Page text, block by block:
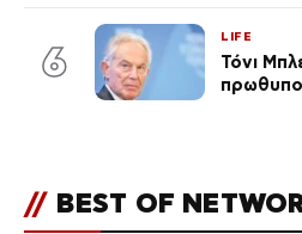
6
LIFE
Τόνι
// BEST OF